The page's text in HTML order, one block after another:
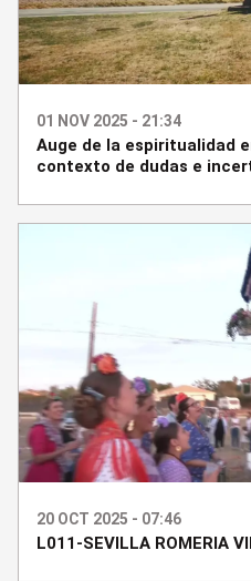
01 NOV 2025 - 21:34
Auge de la espiritualidad
contexto de dudas e
20 OCT 2025 - 07:46
L011-SEVILLA ROMERIA